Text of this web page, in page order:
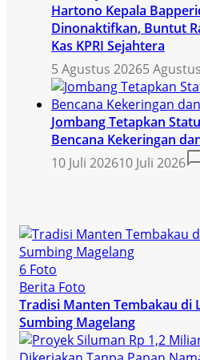
Hartono Kepala
Dinonaktifkan, Buntut
Kas KPRI Sejahtera
5 Agustus 20265
Jombang Tetapkan
Bencana Kekeringan
10 Juli 202610 Juli 2026
6 Foto
Berita Foto
Tradisi Manten Tembakau di
Sumbing Magelang